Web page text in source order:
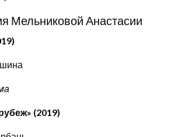
Мельниковой Анастасии
(2019)